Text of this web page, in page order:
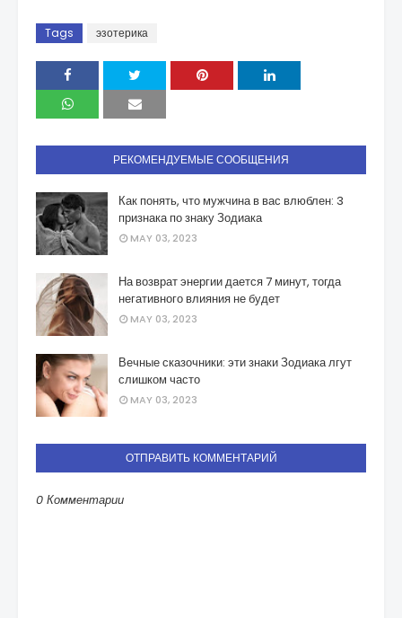
Tags эзотерика
РЕКОМЕНДУЕМЫЕ СООБЩЕНИЯ
Как понять, что мужчина в вас влюблен: 3
признака по знаку Зодиака
MAY 03, 2023
На возврат энергии дается 7 минут, тогда
негативного влияния не будет
MAY 03, 2023
Вечные сказочники: эти знаки Зодиака лгут
слишком часто
MAY 03, 2023
ОТПРАВИТЬ КОММЕНТАРИЙ
0 Комментарии